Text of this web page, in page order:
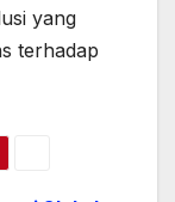
yang
terhadap